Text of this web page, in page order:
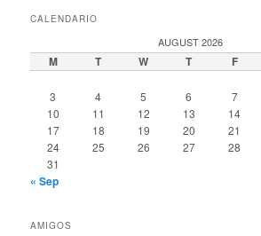
CALENDARIO
AUGUST 2026
M T W T F
3
4 5 6 7
10
11 12 13 14
17
18 19 20 21
24
25 26 27 28
31
« Sep
AMIGOS